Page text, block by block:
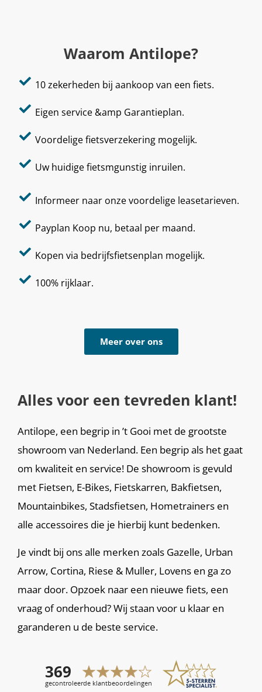
Waarom Antilope?
10 zekerheden bij aankoop van een fiets.
Eigen service &amp Garantieplan.
Voordelige fietsverzekering mogelijk.
Uw huidige fietsmgunstig inruilen.
Informeer naar onze voordelige leasetarieven.
Payplan Koop nu, betaal per maand.
Kopen via bedrijfsfietsenplan mogelijk.
100% rijklaar.
Meer over ons
Alles voor een tevreden klant!
Antilope, een begrip in ’t Gooi met de grootste
showroom van Nederland. Een begrip als het gaat
om kwaliteit en service! De showroom is gevuld
met Fietsen, E-Bikes, Fietskarren, Bakfietsen,
Mountainbikes, Stadsfietsen, Hometrainers en
alle accessoires die je hierbij kunt bedenken.
Je vindt bij ons alle merken zoals Gazelle, Urban
Arrow, Cortina, Riese & Muller, Lovens en ga zo
maar door. Opzoek naar een nieuwe fiets, een
vraag of onderhoud? Wij staan voor u klaar en
garanderen u de beste service.